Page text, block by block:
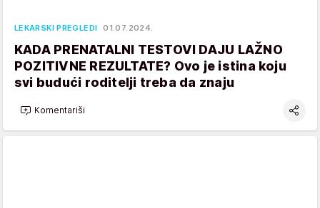
LEKARSKI PREGLEDI 01.07.2024.
KADA PRENATALNI TESTOVI DAJU LAŽNO
POZITIVNE REZULTATE? Ovo je istina koju
svi budući roditelji treba da znaju
Komentariši